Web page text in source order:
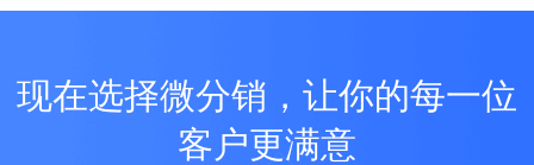
现在选择微分销，让你的每一位
客户更满意